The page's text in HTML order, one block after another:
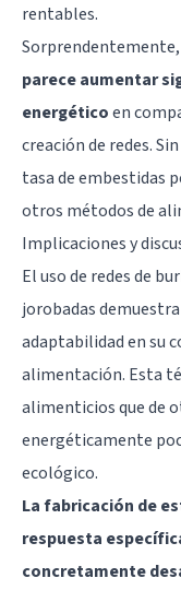
rentables.
Sorprendentemente,
parece aumentar
energéticoen
creación de redes.
tasa de embestidas
otros métodos de
Implicaciones y
El uso de redes de
jorobadas
adaptabilidad en su
alimentación. Esta
alimenticios que de
energéticamente
ecológico.
La fabricación de
respuesta
concretamente